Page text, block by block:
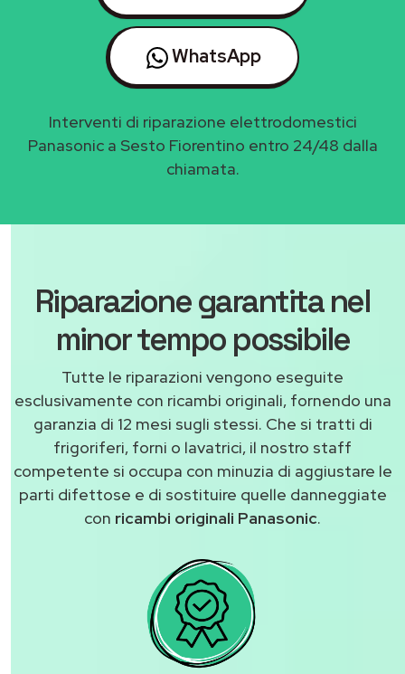
WhatsApp
Interventi di riparazione elettrodomestici
Panasonic a Sesto Fiorentino entro 24/48 dalla
chiamata.
Riparazione garantita nel
minor tempo possibile
Tutte le riparazioni vengono eseguite
esclusivamente con ricambi originali, fornendo una
garanzia di 12 mesi sugli stessi. Che si tratti di
frigoriferi, forni o lavatrici, il nostro staff
competente si occupa con minuzia di aggiustare le
parti difettose e di sostituire quelle danneggiate
con ricambi originali Panasonic.